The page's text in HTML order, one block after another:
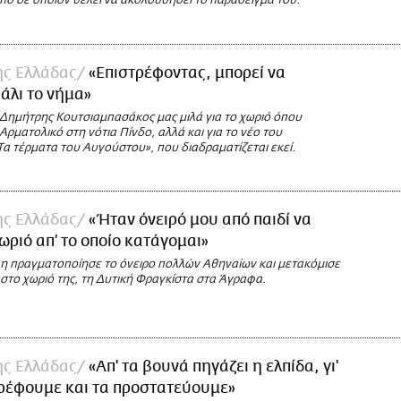
Ελλάδας
«Επιστρέφοντας, μπορεί να
το νήμα»
Κουτσιαμπασάκος μας μιλά για το χωριό όπου
στη νότια Πίνδο, αλλά και για το νέο του
τέρματα του Αυγούστου», που διαδραματίζεται εκεί.
Ελλάδας
«Ήταν όνειρό μου από παιδί να
απ’ το οποίο κατάγομαι»
το όνειρο πολλών Αθηναίων και μετακόμισε
στο χωριό της, τη Δυτική Φραγκίστα στα Άγραφα.
Ελλάδας
«Απ' τα βουνά πηγάζει η ελπίδα, γι'
και τα προστατεύουμε»